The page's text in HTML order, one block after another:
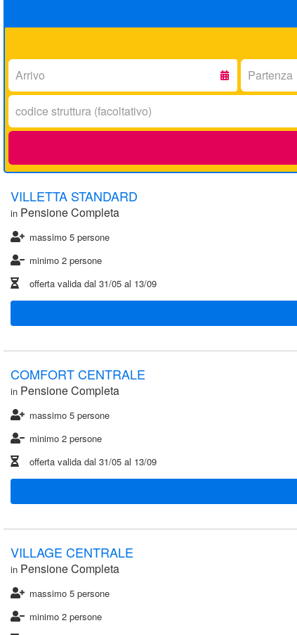
Arrivo:
Partenza:
Codice
struttura:
VILLETTA STANDARD
in Pensione Completa
massimo 5 persone
minimo 2 persone
offerta valida dal 31/05 al 13/09
COMFORT CENTRALE
in Pensione Completa
massimo 5 persone
minimo 2 persone
offerta valida dal 31/05 al 13/09
VILLAGE CENTRALE
in Pensione Completa
massimo 5 persone
minimo 2 persone